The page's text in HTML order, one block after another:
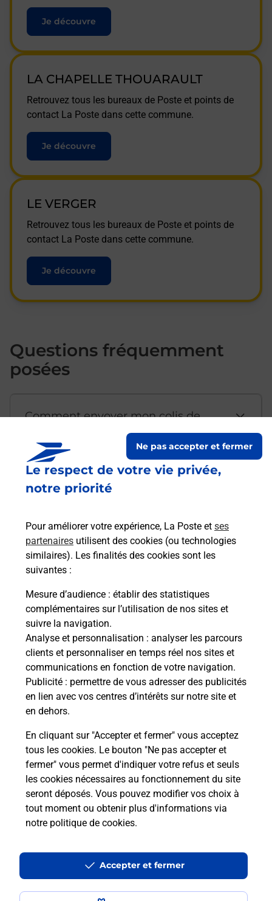
Le respect de votre vie privée,
notre priorité
Pour améliorer votre expérience, La Poste et ses
partenaires utilisent des cookies (ou technologies
similaires). Les finalités des cookies sont les
suivantes :
Mesure d’audience : établir des statistiques
complémentaires sur l’utilisation de nos sites et
suivre la navigation.
Analyse et personnalisation : analyser les parcours
clients et personnaliser en temps réel nos sites et
communications en fonction de votre navigation.
Publicité : permettre de vous adresser des publicités
en lien avec vos centres d’intérêts sur notre site et
en dehors.
En cliquant sur "Accepter et fermer" vous acceptez
tous les cookies. Le bouton "Ne pas accepter et
fermer" vous permet d'indiquer votre refus et seuls
les cookies nécessaires au fonctionnement du site
seront déposés. Vous pouvez modifier vos choix à
tout moment ou obtenir plus d'informations via
notre politique de cookies.
Ne pas accepter et fermer
Accepter et fermer
Je découvre
LA CHAPELLE THOUARAULT
Retrouvez tous les bureaux de Poste et points de
contact La Poste dans cette commune.
Je découvre
LE VERGER
Retrouvez tous les bureaux de Poste et points de
contact La Poste dans cette commune.
Je découvre
Questions fréquemment
posées
Comment envoyer mon colis de
Est-il possible d’acheter un
emballage directement depuis un
Comment demander une
modification de livraison ?
Comment La Poste participe-t-elle
à votre sécurité au quotidien ?
Puis-je passer mon code de la route
avec La Poste et sous quelles
conditions ?
Localiser Liste Ille-et-Vilaine MORDELLES
Accessibilité : partiellement conforme
Conditions contractuelles